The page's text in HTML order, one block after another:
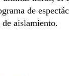
de
aislamiento.